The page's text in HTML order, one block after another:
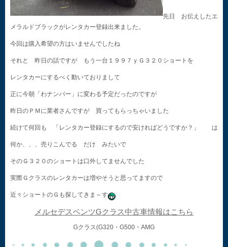
先日 お伝えしたエ
メラルドブラックがレンタカー登録出来ました。
今回は購入希望の方はいませんでしたね
それと 昨日の話ですが もう一台１９９７ｙＧ３２０ショートを
レンタカーにするべく動いておりまして
正に今朝「わナンバー」に変わる予定だったのですが
昨日のＰＭに業者さんですが 買ってもらっちゃいました
続けて何回も 「レンタカー登録にするので安ければどうですか？」 は
何か、、、売りこんでる だけ みたいで
そのＧ３２０のショートは口外してませんでした
実際Ｇクラスのレンタカーは増やそうと思ってますので
近々ショートのＧも探してきま～す
メルセデスベンツGクラス中古車情報はこちら
Gクラス(G320・G500・AMG